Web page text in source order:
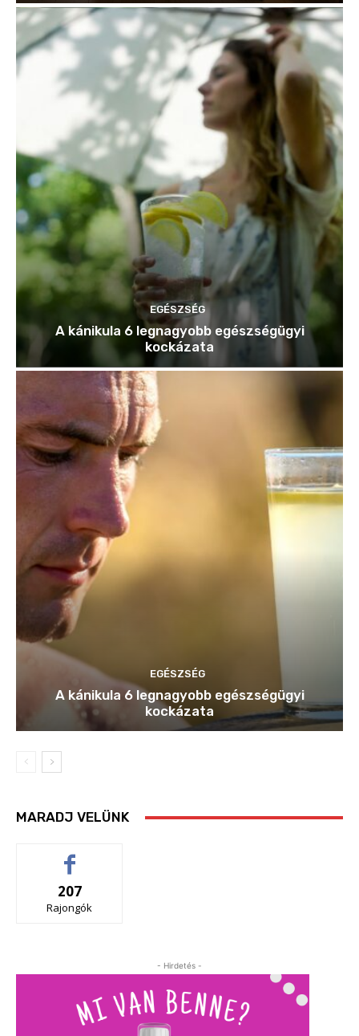
EGÉSZSÉG
A kánikula 6 legnagyobb egészségügyi
kockázata
EGÉSZSÉG
A kánikula 6 legnagyobb egészségügyi
kockázata
MARADJ VELÜNK
207
Rajongók
- Hirdetés -